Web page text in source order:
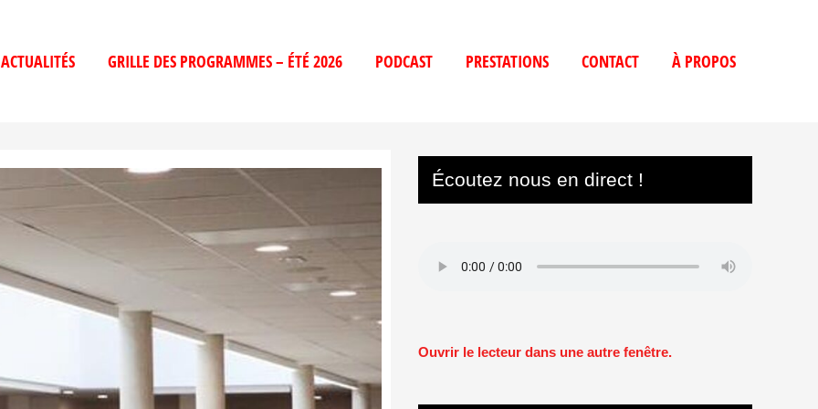
ACTUALITÉS GRILLE DES PROGRAMMES – ÉTÉ 2026 PODCAST PRESTATIONS CONTACT À PROPOS
Écoutez nous en direct !
Ouvrir le lecteur dans une autre fenêtre.